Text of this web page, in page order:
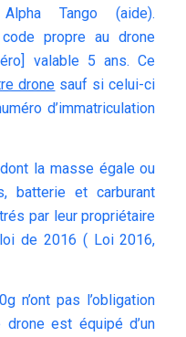
Tango (aide).
code propre au drone
valable 5 ans. Ce
drone sauf si celui-ci
d’immatriculation
la masse égale ou
batterie et carburant
par leur propriétaire
de 2016 ( Loi 2016,
n’ont pas l’obligation
est équipé d’un